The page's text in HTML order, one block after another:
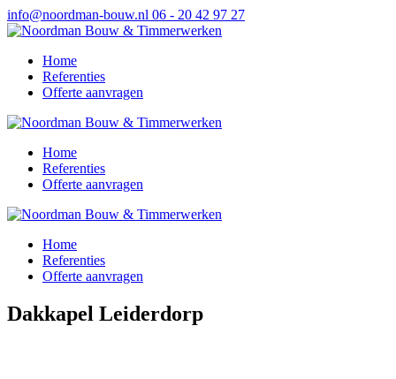
info@noordman-bouw.nl 06 - 20 42 97 27
Home
Referenties
Offerte aanvragen
Home
Referenties
Offerte aanvragen
Home
Referenties
Offerte aanvragen
Dakkapel Leiderdorp